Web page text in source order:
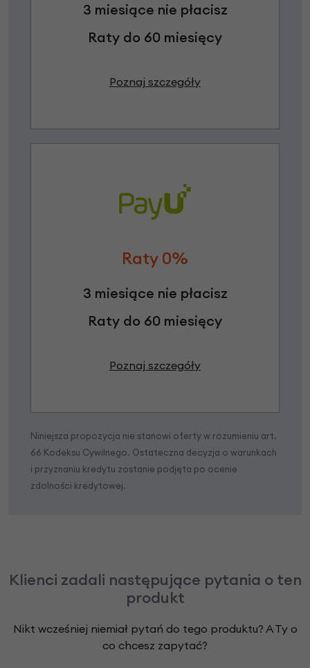
3 miesiące nie płacisz
Raty do 60 miesięcy
Poznaj szczegóły
Raty 0%
3 miesiące nie płacisz
Raty do 60 miesięcy
Poznaj szczegóły
Niniejsza propozycja nie stanowi oferty w rozumieniu art.
66 Kodeksu Cywilnego. Ostateczna decyzja o warunkach
i przyznaniu kredytu zostanie podjęta po ocenie
zdolności kredytowej.
Klienci zadali następujące pytania o ten
produkt
Nikt wcześniej niemiał pytań do tego produktu? A Ty o
co chcesz zapytać?